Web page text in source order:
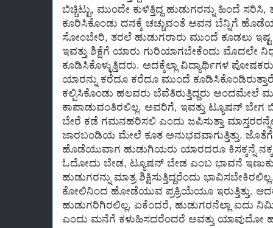
ಬಿಚ್ಚಿಟ್ಟು, ಮುಂದೇ ಕುಳಿತ್ತಿದ್ದ ಹುಡುಗರನ್ನು ಹಿಂದೆ
ಕೂರಿಸಿಕೊಂಡು ದನಕ್ಕೆ ಚಚ್ಚುವಂತೆ ಅವನ ಬೆನ್ನಿಗೆ
ಸೋಂಬೇರಿ, ತರಲೆ ಹುಡುಗರಾರು ಮುಂದೆ ಕೂಡಲು ಇಷ್ಟ
ಇವತ್ತು ಶಿಕ್ಷೆಗೆ ಯಾರು ಗುರಿಯಾಗಬೇಕೆಂದು ಮೊದಲೇ
ಕೂಡಿಸಿಕೊಳ್ಳುತ್ತಿದರು. ಅದಕ್ಕೆಲ್ಲಾ ವಿದ್ಯಾರ್ಥಿಗಳ ಪೋಷಕರು
ಯಾರನ್ನು ಕರೆದೂ ಕರೆದೂ ಮುಂದೆ
ಕಲ್ಪಿಸಿಕೊಂಡು ಹಲವರು ಬೆವೆತಿರುತ್ತಿದ್ದರು ಅಂದಮೇಲೆ
ಕಾಪಾಡುವಂತಿರಲಿಲ್ಲ. ಅವರಿಗೆ, ಇವತ್ತು ಟ್ಯೂಷನ್
ಬೇರೆ ಕಡೆ ಗಮನಹರಿಸಲಿ ಎಂದು ಜಪಿಸುತ್ತಾ ಮಾಸ್ತರರನ್ನೇ
ಜಾರಬಂಡಿಯ ಮೇಲೆ ಕೂತ ಅನುಭವವಾಗುತ್ತಿತ್ತು.
ಹೊಡೆಯುವಾಗ ಹುಡುಗಿಯರು ಯಾರದರೂ ಕಿಸಕ್ಕನ್ನೆ
ಓದೋದು ಬೇಡ, ಟ್ಯೂಷನ್ ಬೇಡ ಎಂಬ ಭಾವನೆ
ಹುಡುಗರನ್ನು ಮಾತ್ರ ಶಿಕ್ಷಿಸುತ್ತಿದ್ದರೆಂದು
ಕೋಲಿನಿಂದ ಹೋಡೆಯುವ ಪ್ರಕ್ರಿಯೆಯೂ ಇರುತ್ತಿತ್ತು.
ಹುಡುಗರಿಗಿರಲಿಲ್ಲ. ಏಕೆಂದರೆ, ಹುಡುಗರನೆಲ್ಲಾ ಐದು
ಎಂದು ಮನೆಗೆ ಕಳುಹಿಸದರೆಂದರೆ ಅವತ್ತು ಯಾವುದೋ